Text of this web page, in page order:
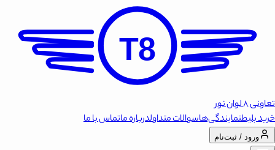
T8
تعاونی 8 لوان نور
خرید بلیطنمایندگی‌هاسوالات متداولدرباره ماتماس با ما
ورود / ثبت‌نام